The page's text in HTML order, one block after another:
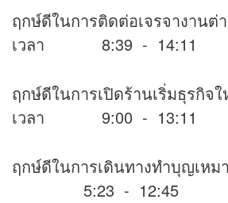
ฤกษ์ดีในการติดต่อเจรจางานต่
เวลา 8:39 - 14:11
ฤกษ์ดีในการเปิดร้านเริ่มธุรกิจ
เวลา 9:00 - 13:11
ฤกษ์ดีในการเดินทางทำบุญเห
5:23 - 12:45